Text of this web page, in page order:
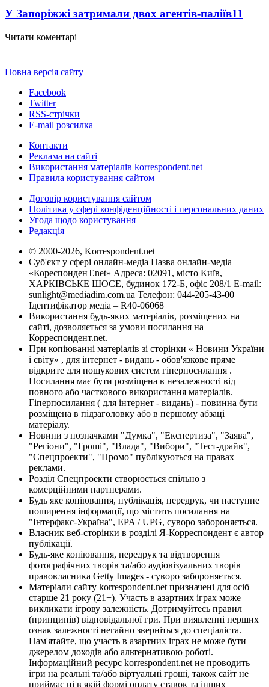
У Запоріжжі затримали двох агентів-паліїв11
Читати коментарі
Повна версія сайту
Facebook
Twitter
RSS-стрічки
E-mail розсилка
Контакти
Реклама на сайті
Використання матеріалів korrespondent.net
Правила користування сайтом
Договір користування сайтом
Політика у сфері конфіденційності і персональних даних
Угода щодо користування
Редакція
© 2000-2026, Korrespondent.net
Суб'єкт у сфері онлайн-медіа Назва онлайн-медіа –
«КореспонденТ.net» Адреса: 02091, місто Київ,
ХАРКІВСЬКЕ ШОСЕ, будинок 172-Б, офіс 208/1 E-mail:
sunlight@mediadim.com.ua Телефон: 044-205-43-00
Ідентифікатор медіа – R40-06068
Використання будь-яких матеріалів, розміщених на
сайті, дозволяється за умови посилання на
Корреспондент.net.
При копіюванні матеріалів зі сторінки « Новини України
і світу» , для інтернет - видань - обов'язкове пряме
відкрите для пошукових систем гіперпосилання .
Посилання має бути розміщена в незалежності від
повного або часткового використання матеріалів.
Гіперпосилання ( для інтернет - видань) - повинна бути
розміщена в підзаголовку або в першому абзаці
матеріалу.
Новини з позначками "Думка", "Експертиза", "Заява",
"Регіони", "Гроші", "Влада", "Вибори", "Тест-драйв",
"Спецпроекти", "Промо" публікуються на правах
реклами.
Розділ Спецпроекти створюється спільно з
комерційними партнерами.
Будь яке копіювання, публікація, передрук, чи наступне
поширення інформації, що містить посилання на
"Інтерфакс-Україна", EPA / UPG, суворо забороняється.
Власник веб-сторінки в розділі Я-Корреспондент є автор
публікації.
Будь-яке копіювання, передрук та відтворення
фотографічних творів та/або аудіовізуальних творів
правовласника Getty Images - суворо забороняється.
Матеріали сайту korrespondent.net призначені для осіб
старше 21 року (21+). Участь в азартних іграх може
викликати ігрову залежність. Дотримуйтесь правил
(принципів) відповідальної гри. При виявленні перших
ознак залежності негайно зверніться до спеціаліста.
Пам'ятайте, що участь в азартних іграх не може бути
джерелом доходів або альтернативою роботі.
Інформаційний ресурс korrespondent.net не проводить
ігри на реальні та/або віртуальні гроші, також сайт не
приймає ні в якій формі оплату ставок та інших